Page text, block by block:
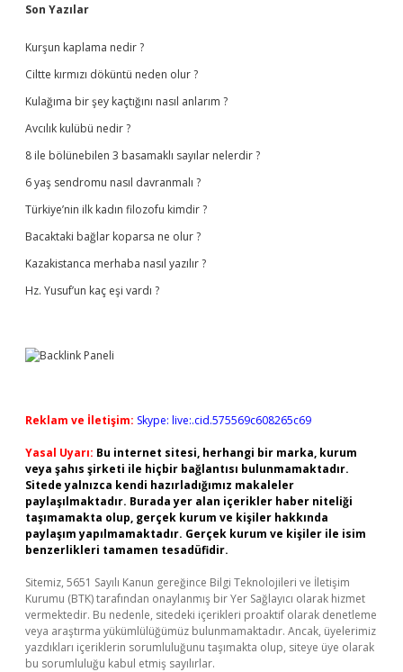
Sidebar
Son Yazılar
Kurşun kaplama nedir ?
Ciltte kırmızı döküntü neden olur ?
Kulağıma bir şey kaçtığını nasıl anlarım ?
Avcılık kulübü nedir ?
8 ile bölünebilen 3 basamaklı sayılar nelerdir ?
6 yaş sendromu nasıl davranmalı ?
Türkiye’nin ilk kadın filozofu kimdir ?
Bacaktaki bağlar koparsa ne olur ?
Kazakistanca merhaba nasıl yazılır ?
Hz. Yusuf’un kaç eşi vardı ?
Reklam ve İletişim: Skype: live:.cid.575569c608265c69
Yasal Uyarı: Bu internet sitesi, herhangi bir marka, kurum
veya şahıs şirketi ile hiçbir bağlantısı bulunmamaktadır.
Sitede yalnızca kendi hazırladığımız makaleler
paylaşılmaktadır. Burada yer alan içerikler haber niteliği
taşımamakta olup, gerçek kurum ve kişiler hakkında
paylaşım yapılmamaktadır. Gerçek kurum ve kişiler ile isim
benzerlikleri tamamen tesadüfidir.
Sitemiz, 5651 Sayılı Kanun gereğince Bilgi Teknolojileri ve İletişim
Kurumu (BTK) tarafından onaylanmış bir Yer Sağlayıcı olarak hizmet
vermektedir. Bu nedenle, sitedeki içerikleri proaktif olarak denetleme
veya araştırma yükümlülüğümüz bulunmamaktadır. Ancak, üyelerimiz
yazdıkları içeriklerin sorumluluğunu taşımakta olup, siteye üye olarak
bu sorumluluğu kabul etmiş sayılırlar.